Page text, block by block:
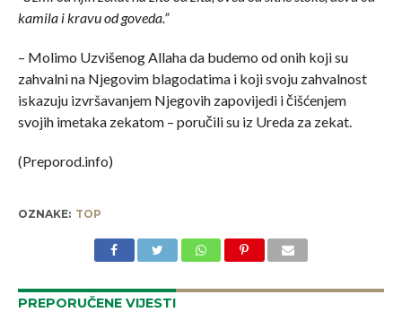
kamila i kravu od goveda.”
– Molimo Uzvišenog Allaha da budemo od onih koji su
zahvalni na Njegovim blagodatima i koji svoju zahvalnost
iskazuju izvršavanjem Njegovih zapovijedi i čišćenjem
svojih imetaka zekatom – poručili su iz Ureda za zekat.
(Preporod.info)
OZNAKE: TOP
PREPORUČENE VIJESTI